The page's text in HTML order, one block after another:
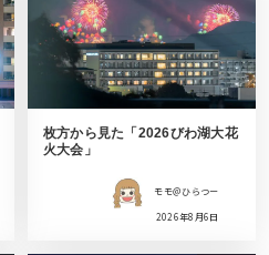
枚方から見た「2026びわ湖大花
火大会」
モモ＠ひらつー
2026年8月6日